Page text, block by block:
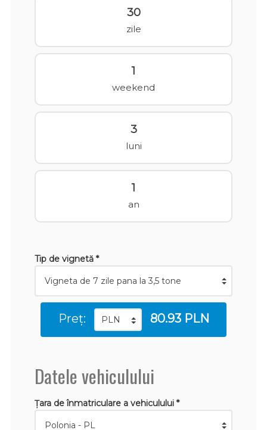
30
zile
1
weekend
3
luni
1
an
Tip de vignetă *
Preț: 80.93 PLN
Datele vehiculului
Țara de înmatriculare a vehiculului *